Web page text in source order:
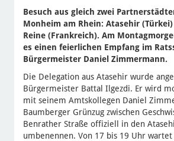
Besuch aus gleich zwei
Monheim am Rhein: Atasehir
Reine (Frankreich). Am
es einen feierlichen Empfang im
Bürgermeister Daniel Zimmermann.
Die Delegation aus Atasehir wurde
Bürgermeister Battal Ilgezdi. Er wird
mit seinem Amtskollegen Daniel
Baumberger Grünzug zwischen
Benrather Straße offiziell in den
umbenennen. Von 17 bis 19 Uhr